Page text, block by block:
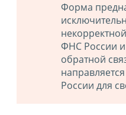
Форма
ФНС России и
обратной
России для